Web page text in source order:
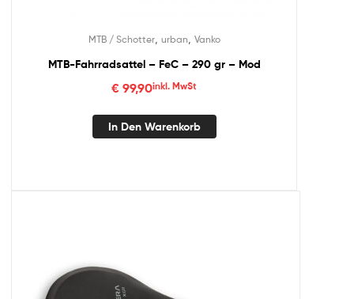
MTB / Schotter, urban Vanko
MTB-Fahrradsattel – FeC – 290 gr – Mod
€ 99,90inkl. MwSt
In Den Warenkorb